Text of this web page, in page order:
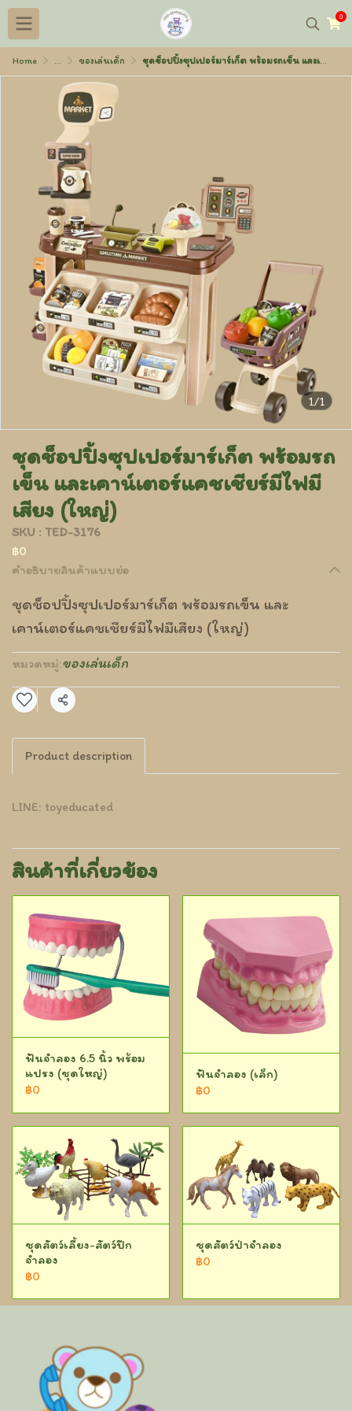
0
Home ... ของเล่นเด็ก ชุดช็อปปิ้งซุปเปอร์มาร์เก็ต พร้อมรถเข็น และเคาน์เตอร์แคชเชียร์มีไฟมีเสียง (ใหญ่)
1/1
ชุดช็อปปิ้งซุปเปอร์มาร์เก็ต พร้อมรถ
เข็น และเคาน์เตอร์แคชเชียร์มีไฟมี
เสียง (ใหญ่)
SKU : TED-3176
฿0
คำอธิบายสินค้าแบบย่อ
ชุดช็อปปิ้งซุปเปอร์มาร์เก็ต พร้อมรถเข็น และ
เคาน์เตอร์แคชเชียร์มีไฟมีเสียง (ใหญ่)
หมวดหมู่:ของเล่นเด็ก
แชร์
Product description
LINE: toyeducated
สินค้าที่เกี่ยวข้อง
ฟันจำลอง 6.5 นิ้ว พร้อม
แปรง (ชุดใหญ่)
฿0
ฟันจำลอง (เล็ก)
฿0
ชุดสัตว์เลี้ยง-สัตว์ปีก
จำลอง
฿0
ชุดสัตว์ป่าจำลอง
฿0